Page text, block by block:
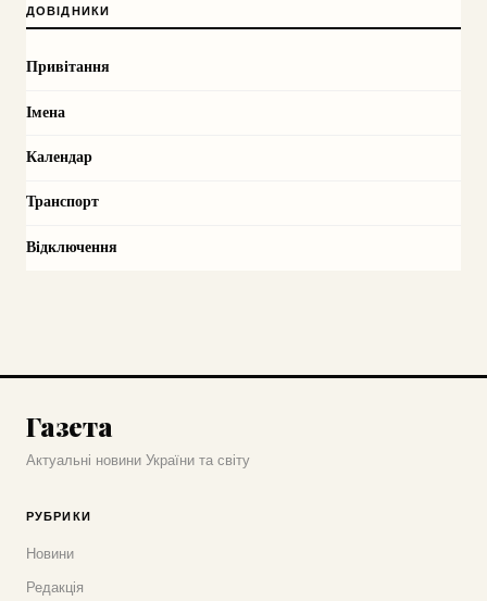
ДОВІДНИКИ
Привітання
Імена
Календар
Транспорт
Відключення
Газета
Актуальні новини України та світу
РУБРИКИ
Новини
Редакція